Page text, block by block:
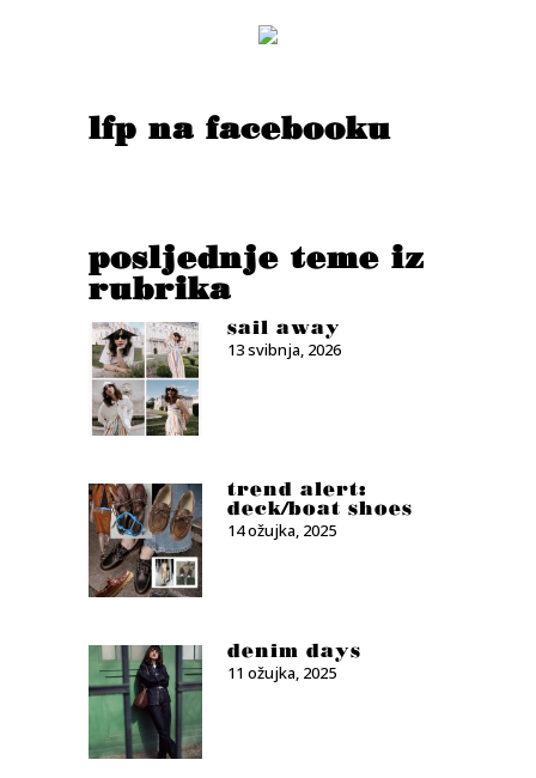
lfp na facebooku
posljednje teme iz
rubrika
sail away
13 svibnja, 2026
trend alert:
deck/boat shoes
14 ožujka, 2025
denim days
11 ožujka, 2025